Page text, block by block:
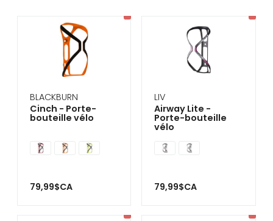
BLACKBURN
Cinch - Porte-
bouteille vélo
79,99$CA
LIV
Airway Lite -
Porte-bouteille
vélo
79,99$CA